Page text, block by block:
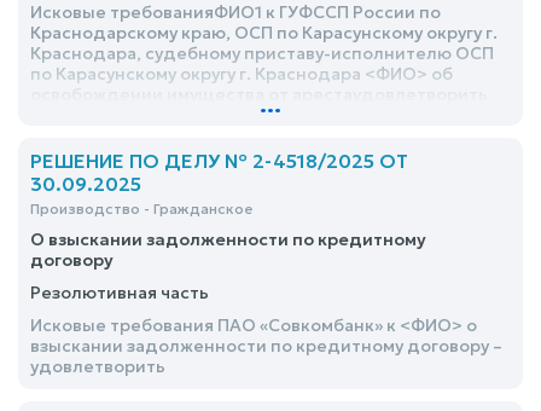
Исковые требованияФИО1 к ГУФССП России по
Краснодарскому краю, ОСП по Карасунскому округу г.
Краснодара, судебному приставу-исполнителю ОСП
по Карасунскому округу г. Краснодара <ФИО> об
...
РЕШЕНИЕ ПО ДЕЛУ № 2-4518/2025 ОТ
30.09.2025
Производство - Гражданское
О взыскании задолженности по кредитному
договору
Резолютивная часть
Исковые требования ПАО «Совкомбанк» к <ФИО> о
взыскании задолженности по кредитному договору –
удовлетворить